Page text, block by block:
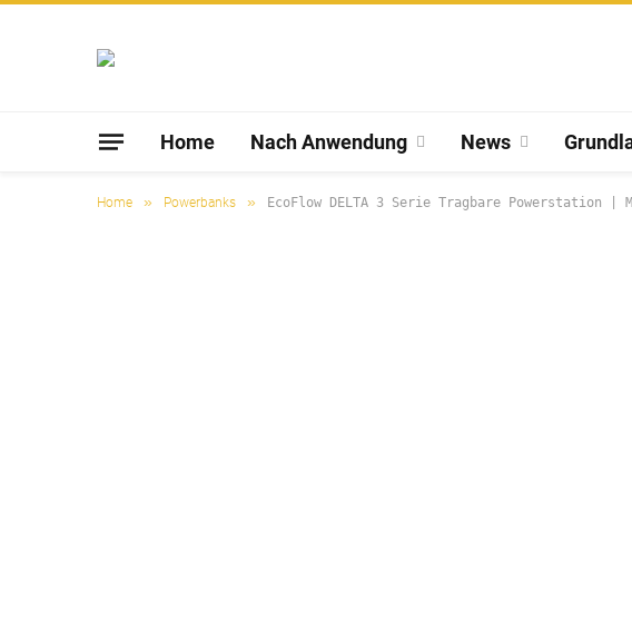
Home Nach Anwendung News
Home » Powerbanks » EcoFlow DELTA 3 Serie Tragbare Powerstation |